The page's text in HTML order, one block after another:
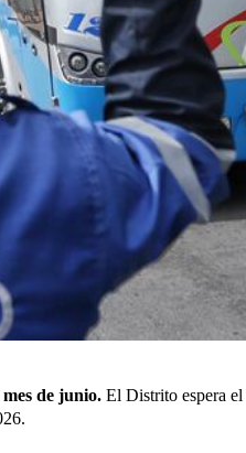
de junio. El Distrito espera el